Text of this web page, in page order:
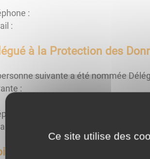
:
:
à la Protection des
suivante a été nommée
:
:
:
concernant vos données
Ce site utilise des